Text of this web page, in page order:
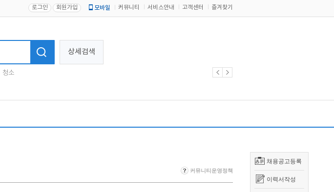
로그인 회원가입 모바일 커뮤니티 서비스안내 고객센터 즐겨찾기
상세검색
청소
채용공고등록
이력서작성
커뮤니티운영정책